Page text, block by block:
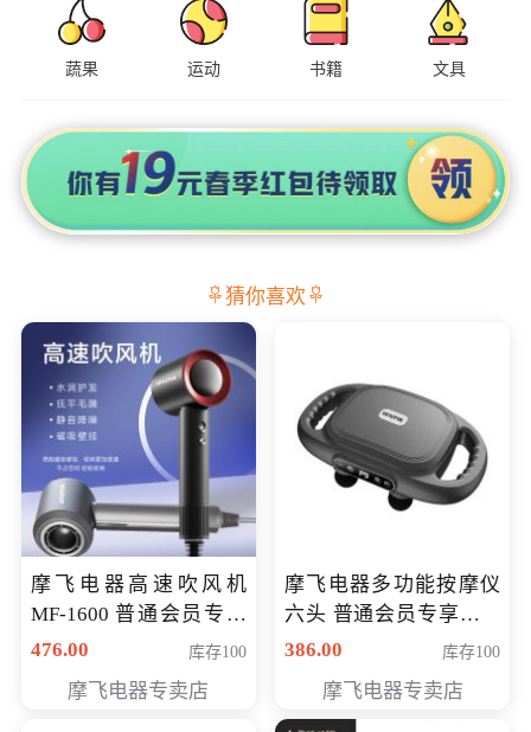
蔬果 运动 书籍 文具
猜你喜欢
摩飞电器高速吹风机
MF-1600 普通会员专享
价298元
476.00 库存100
摩飞电器专卖店
摩飞电器多功能按摩仪
六头 普通会员专享价格
199元
386.00 库存100
摩飞电器专卖店